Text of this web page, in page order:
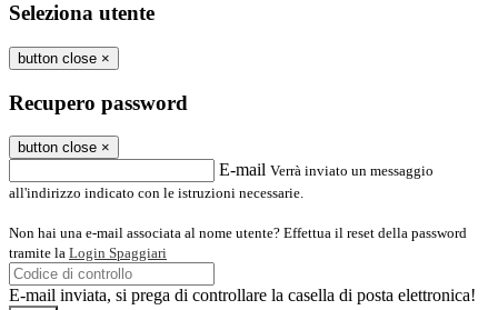
Seleziona utente
button close ×
Recupero password
button close ×
E-mail Verrà inviato un messaggio
all'indirizzo indicato con le istruzioni necessarie.
Non hai una e-mail associata al nome utente? Effettua il reset della password
tramite la Login Spaggiari
E-mail inviata, si prega di controllare la casella di posta elettronica!